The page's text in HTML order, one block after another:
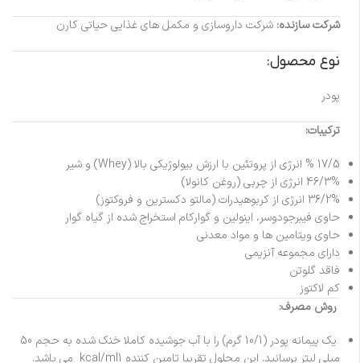
شرکت سازنده: شرکت داروسازی و مکمل های غذایی حیاتی کارن
نوع محصول:
پودر
ترکیبات:
17/5 % انرژی از پروتئین با ارزش بیولوژیکی بالا (Whey) و شیر
46/3% انرژی از چربی (روغن کانولا)
36/2% انرژی از کربوهیدرات (مالتو دکسترین و فروکتوز)
حاوی فیبرجودوسر، اینولین و گوارکام استخراج شده از گیاه گوار
حاوی ویتامین ها و مواد معدنی
دارای مجموعه آنزیمی
فاقد گلوتن
کم لاکتوز
روش مصرف:
یک پیمانه پودر (10/1 گرم) را با آب جوشیده کاملا خنک شده به حجم 50
میلی لیتر برسانید. این محلول تقریبا تامین کننده kcal/ml1 می باشد.